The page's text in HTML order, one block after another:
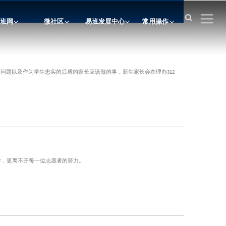

网 微社区 易班发展中心 常用操作
题以及作为学生忠实的后盾的家长应该做的事，新生家长会在理办312
更离不开每一位志愿者的努力。